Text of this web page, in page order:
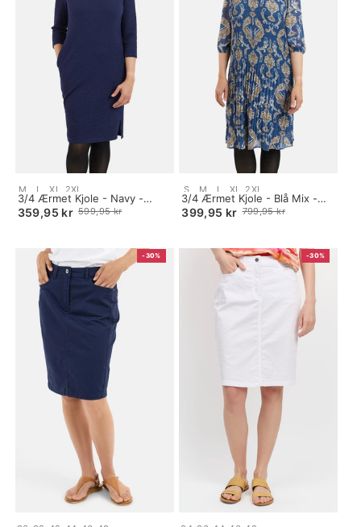
3/4 Ærmet Kjole - Navy -
Knap Detalje
359,95 kr
Old
599,95 kr
Size:
S
selected
M L XL 2XL
3/4 Ærmet Kjole - Blå Mix -
Mønstret / Plisseret
399,95 kr
Old
799,95 kr
Size:
S
selected
S M L XL 2XL
-30% -30%